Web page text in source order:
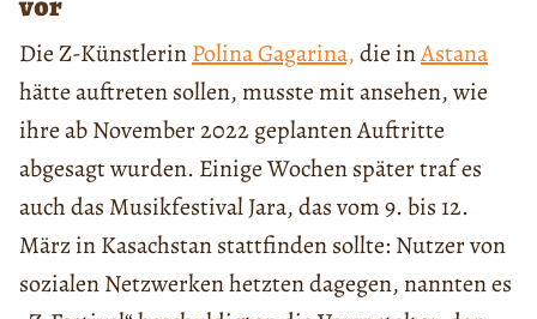
Die Z-KünstlerinPolina Gagarina,die inAstana
hätte auftreten sollen, musste mit ansehen, wie
ihre ab November 2022 geplanten Auftritte
abgesagt wurden. Einige Wochen später traf es
auch das Musikfestival Jara, das vom 9. bis 12.
März in Kasachstan stattfinden sollte: Nutzer von
sozialen Netzwerken hetzten dagegen, nannten es